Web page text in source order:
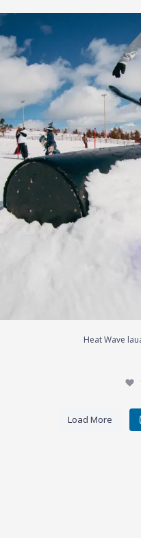
Heat Wave
Heat Wave
Load More